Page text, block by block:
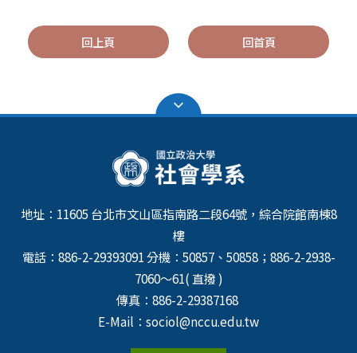
回上頁 回首頁
地址：11605 台北市文山區指南路二段64號，綜合院館南棟8
樓
電話：886-2-29393091 分機：50857、50858；886-2-2938-
7060～61( 直撥 )
傳真：886-2-29387168
E-Mail：sociol@nccu.edu.tw